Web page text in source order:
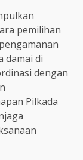
pemilihan
damai di
dengan
Pilkada